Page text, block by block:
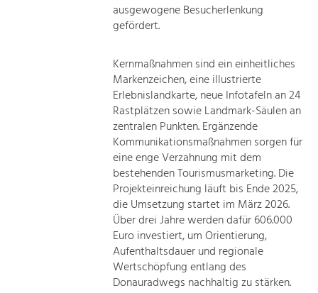
ausgewogene Besucherlenkung
gefördert.
Kernmaßnahmen sind ein einheitliches
Markenzeichen, eine illustrierte
Erlebnislandkarte, neue Infotafeln an 24
Rastplätzen sowie Landmark-Säulen an
zentralen Punkten. Ergänzende
Kommunikationsmaßnahmen sorgen für
eine enge Verzahnung mit dem
bestehenden Tourismusmarketing. Die
Projekteinreichung läuft bis Ende 2025,
die Umsetzung startet im März 2026.
Über drei Jahre werden dafür 606.000
Euro investiert, um Orientierung,
Aufenthaltsdauer und regionale
Wertschöpfung entlang des
Donauradwegs nachhaltig zu stärken.